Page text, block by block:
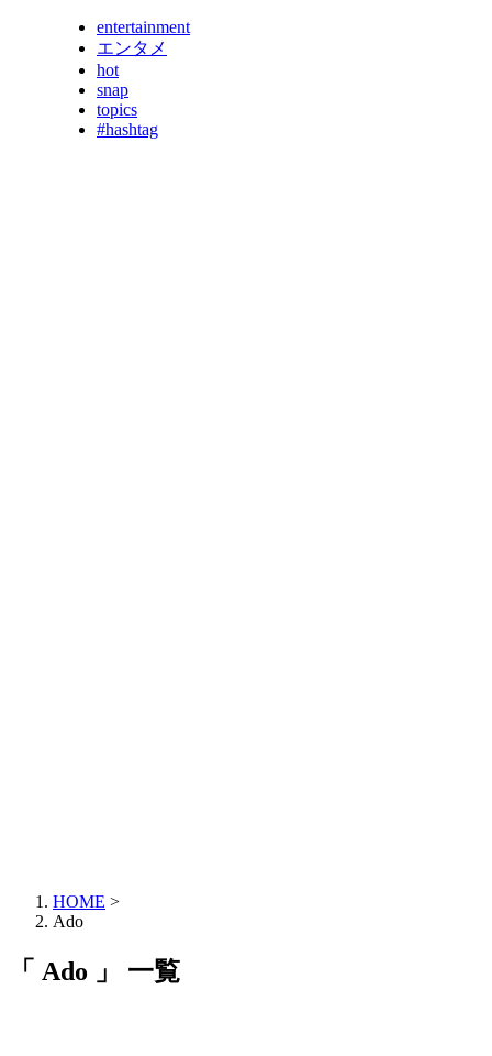
entertainment
エンタメ
hot
snap
topics
#hashtag
HOME >
Ado
「 Ado 」 一覧